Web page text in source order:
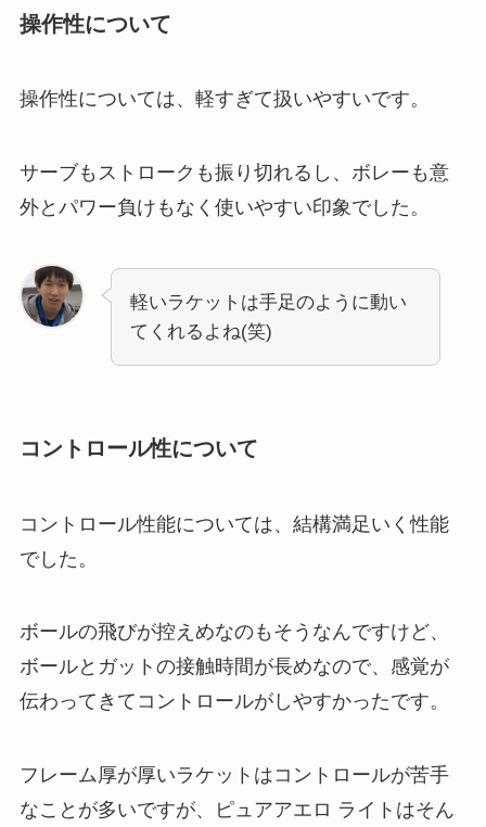
操作性について
操作性については、軽すぎて扱いやすいです。
サーブもストロークも振り切れるし、ボレーも意
外とパワー負けもなく使いやすい印象でした。
軽いラケットは手足のように動い
てくれるよね(笑)
コントロール性について
コントロール性能については、結構満足いく性能
でした。
ボールの飛びが控えめなのもそうなんですけど、
ボールとガットの接触時間が長めなので、感覚が
伝わってきてコントロールがしやすかったです。
フレーム厚が厚いラケットはコントロールが苦手
なことが多いですが、ピュアアエロ ライトはそん